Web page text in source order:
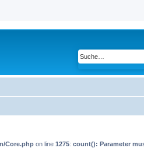
Core.php on line 1275: count(): Parameter